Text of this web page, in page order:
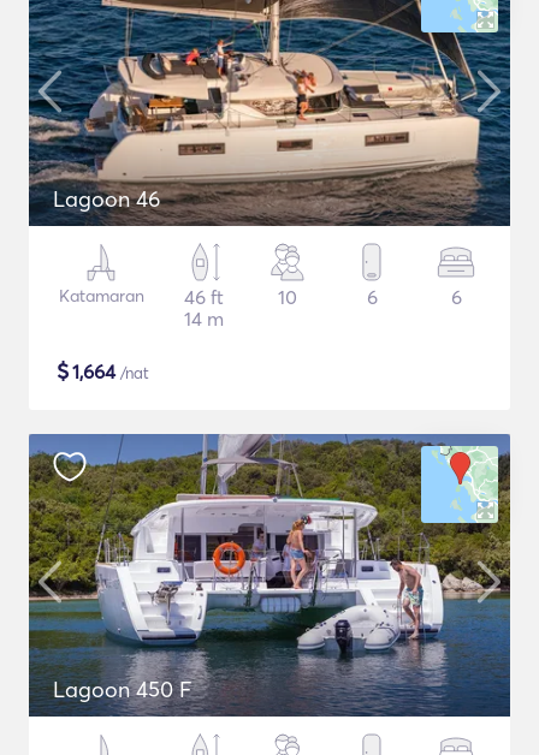
Lagoon 46
Katamaran
46 ft
14 m
10 6 6
$1,664/nat
Lagoon 450 F